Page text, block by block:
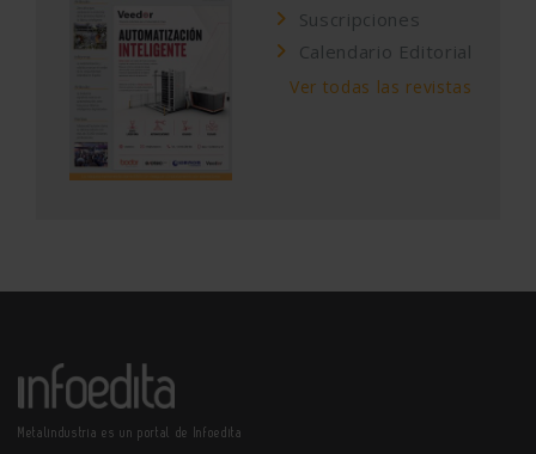
Suscripciones
Calendario Editorial
Ver todas las revistas
Metalindustria es un portal de Infoedita